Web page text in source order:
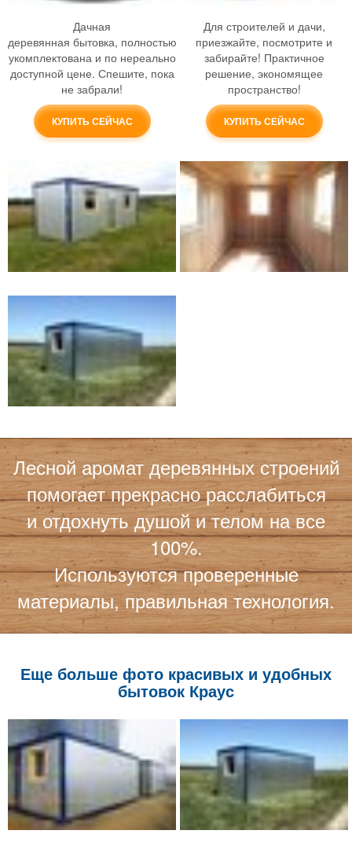
Дачная
деревянная бытовка, полностью
укомплектована и по нереально
доступной цене. Спешите, пока
не забрали!
КУПИТЬ СЕЙЧАС
Для строителей и дачи,
приезжайте, посмотрите и
забирайте! Практичное
решение, экономящее
пространство!
КУПИТЬ СЕЙЧАС
Лесной аромат деревянных строений
помогает прекрасно расслабиться
и отдохнуть душой и телом на все
100%.
Используются проверенные
материалы, правильная технология.
Еще больше фото красивых и удобных
бытовок Краус